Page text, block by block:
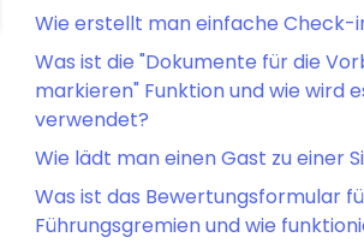
Wie erstellt man einfache Check-
Was ist die "Dokumente für die
markieren" Funktion und wie wird
verwendet?
Wie lädt man einen Gast zu einer
Was ist das Bewertungsformular
Führungsgremien und wie